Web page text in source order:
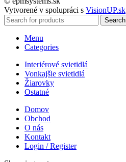
Vytvorené v spolupráci s VisionUP.sk
Search
Menu
Categories
Interiérové svietidlá
Vonkajšie svietidlá
Žiarovky
Ostatné
Domov
Obchod
O nás
Kontakt
Login / Register